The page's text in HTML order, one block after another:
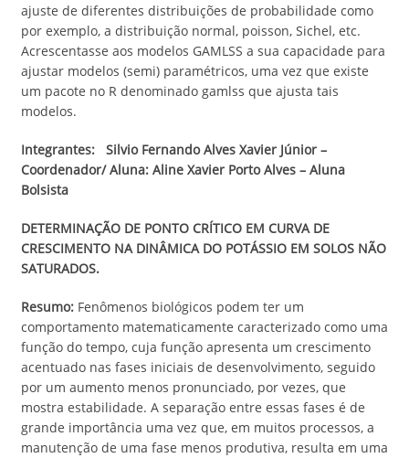
ajuste de diferentes distribuições de probabilidade como
por exemplo, a distribuição normal, poisson, Sichel, etc.
Acrescentasse aos modelos GAMLSS a sua capacidade para
ajustar modelos (semi) paramétricos, uma vez que existe
um pacote no R denominado gamlss que ajusta tais
modelos.
Integrantes:
Silvio Fernando Alves Xavier Júnior –
Coordenador/Aluna: Aline Xavier Porto Alves – Aluna
Bolsista
DETERMINAÇÃO DE PONTO CRÍTICO EM CURVA DE
CRESCIMENTO NA DINÂMICA DO POTÁSSIO EM SOLOS NÃO
SATURADOS.
Resumo: Fenômenos biológicos podem ter um
comportamento matematicamente caracterizado como uma
função do tempo, cuja função apresenta um crescimento
acentuado nas fases iniciais de desenvolvimento, seguido
por um aumento menos pronunciado, por vezes, que
mostra estabilidade. A separação entre essas fases é de
grande importância uma vez que, em muitos processos, a
manutenção de uma fase menos produtiva, resulta em uma